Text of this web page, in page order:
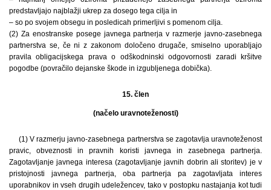
predstavljajo najblažji ukrep za dosego tega cilja in
– so po svojem obsegu in posledicah primerljivi s pomenom cilja.
(2) Za enostranske posege javnega partnerja v razmerje javno-zasebnega
partnerstva se, če ni z zakonom določeno drugače, smiselno uporabljajo
pravila obligacijskega prava o odškodninski odgovornosti zaradi kršitve
pogodbe (povračilo dejanske škode in izgubljenega dobička).
15. člen
(načelo uravnoteženosti)
(1) V razmerju javno-zasebnega partnerstva se zagotavlja uravnoteženost
pravic, obveznosti in pravnih koristi javnega in zasebnega partnerja.
Zagotavljanje javnega interesa (zagotavljanje javnih dobrin ali storitev) je v
pristojnosti javnega partnerja, oba partnerja pa zagotavljata interes
uporabnikov in vseh drugih udeležencev, tako v postopku nastajanja kot tudi